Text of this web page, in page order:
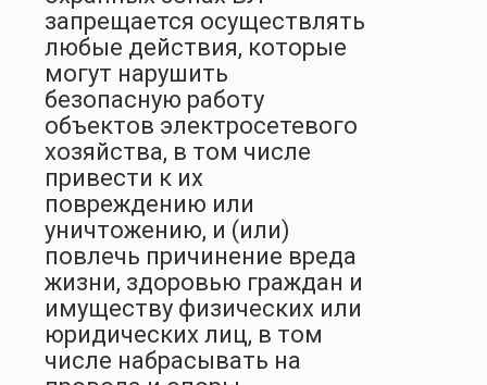
запрещается осуществлять
любые действия, которые
могут нарушить
безопасную работу
объектов электросетевого
хозяйства, в том числе
привести к их
повреждению или
уничтожению, и (или)
повлечь причинение вреда
жизни, здоровью граждан и
имуществу физических или
юридических лиц, в том
числе набрасывать на